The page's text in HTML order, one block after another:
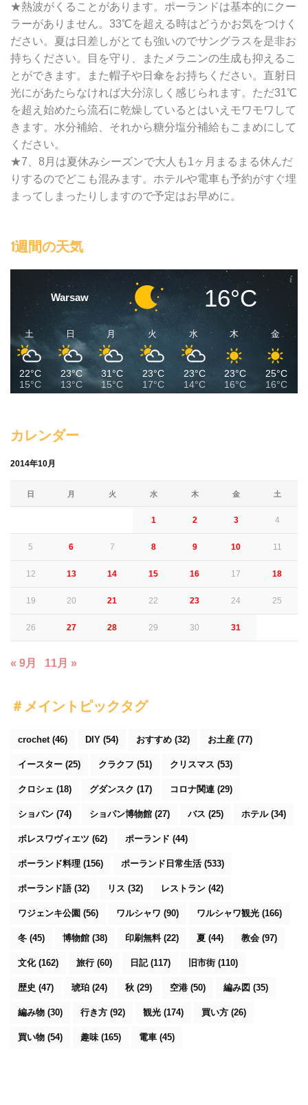
★熱波がくることがあります。ポーランドは基本的にクー
ラーがありません。33℃を超える時はどうかお気をつけく
ださい。夏は日差しがとても強いのでサングラスを是非お
持ちください。目を守り、またメラニンの生成も抑えるこ
とができます。また帽子や日傘をお持ちください。直射日
光にがあたらなければ大分涼しく感じられます。ただ31℃
を超え始めたら流石に乾燥しているとはいえモワモワして
きます。水分補給、それから糖分塩分補給もこまめにして
ください。
★7、8月は夏休みシーズンで大人も1ヶ月まるまる休んだ
りするのでどこも混みます。ホテルや電車も予約がすぐ埋
まってしまったりしますので予定はお早めに。
1週間の天気
Warsaw 16°C
土
22°C
15°C
日
23°C
13°C
月
31°C
15°C
火
23°C
17°C
水
23°C
14°C
木
23°C
16°C
金
25°C
16°C
カレンダー
2014年10月
日 月 火 水 木 金 土
1 2 3 4
5 6 7 8 9 10 11
12 13 14 15 16 17 18
19 20 21 22 23 24 25
26 27 28 29 30 31
« 9月 11月 »
＃メイントピックタグ
crochet(46) DIY (54) おすすめ (32) お土産 (77)
イースター (25) クラクフ (51) クリスマス (53)
クロシェ (18) グダンスク (17) コロナ関連 (29)
ショパン (74) ショパン博物館 (27) バス (25) ホテル(34)
ボレスワヴィエツ (62) ポーランド (44)
ポーランド料理 (156) ポーランド日常生活(533)
ポーランド語(32) リス (32) レストラン (42)
ワジェンキ公園 (56) ワルシャワ (90) ワルシャワ観光 (166)
冬 (45) 博物館 (38) 印刷無料(22) 夏 (44) 教会 (97)
文化(162) 旅行 (60) 日記(117) 旧市街 (110)
歴史 (47) 琥珀 (24) 秋 (29) 空港 (50) 編み図 (35)
編み物 (30) 行き方 (92) 観光 (174) 買い方 (26)
買い物 (54) 趣味(165) 電車 (45)